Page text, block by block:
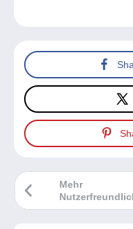
Mehr
Sie : optimale